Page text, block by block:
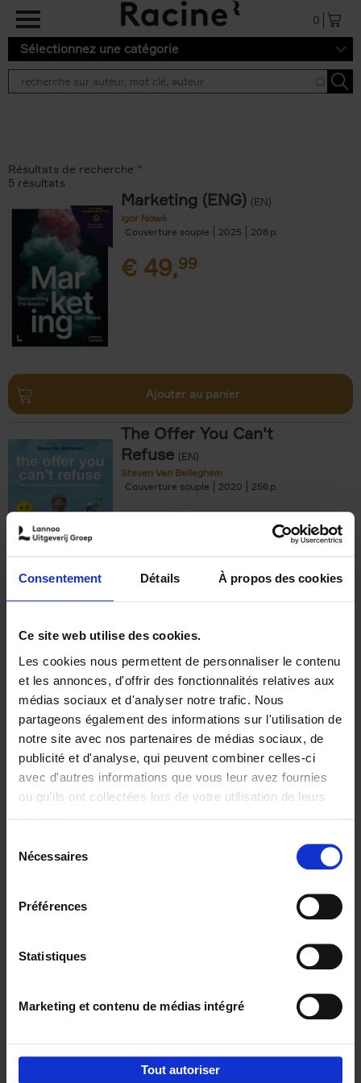
Consentement Détails À propos des cookies
Ce site web utilise des cookies.
Les cookies nous permettent de personnaliser le contenu
et les annonces, d'offrir des fonctionnalités relatives aux
médias sociaux et d'analyser notre trafic. Nous
partageons également des informations sur l'utilisation de
notre site avec nos partenaires de médias sociaux, de
publicité et d'analyse, qui peuvent combiner celles-ci
avec d'autres informations que vous leur avez fournies
ou qu'ils ont collectées lors de votre utilisation de leurs
Nécessaires
Préférences
Statistiques
Marketing et contenu de médias intégré
Tout autoriser
Aller au contenu principal
0
Sélectionnez une catégorie
Résultats de recherche ''
5 résultats
Marketing (ENG) (EN)
Igor Nowé
Couverture souple
2025 208
€ 49,99
Ajouter au panier
The Offer You Can't
Refuse (EN)
Steven Van Belleghem
Couverture souple
2020 256
€37,50
Building Bonds = Building
Business
Jochen Roef Jozefien De Feyter
Carolien Boom
Couverture souple
2025 200
€29,99
Digital marketing like a PRO -
completely revised edition (EN)